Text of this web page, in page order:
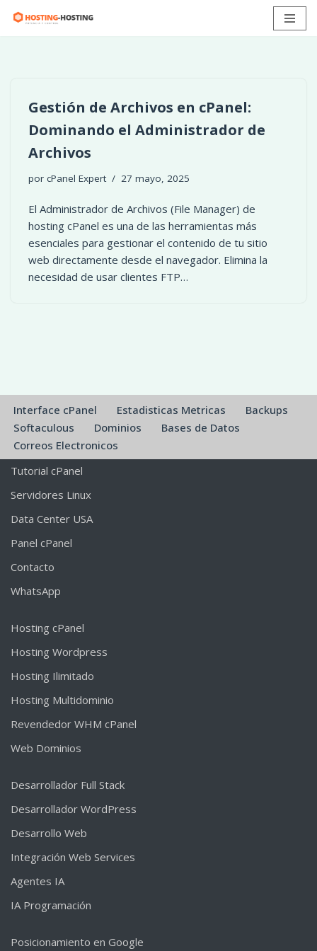
Gestión de Archivos en cPanel:
Dominando el Administrador de
Archivos
por cPanel Expert 27 mayo, 2025
El Administrador de Archivos (File Manager) de
hosting cPanel es una de las herramientas más
esenciales para gestionar el contenido de tu sitio
web directamente desde el navegador. Elimina la
necesidad de usar clientes FTP…
Interface cPanel Estadisticas Metricas
Backups
Softaculous
Dominios
Bases de Datos
Correos Electronicos
Tutorial cPanel
Servidores Linux
Data Center USA
Panel cPanel
Contacto
WhatsApp
Hosting cPanel
Hosting Wordpress
Hosting Ilimitado
Hosting Multidominio
Revendedor WHM cPanel
Web Dominios
Desarrollador Full Stack
Desarrollador WordPress
Desarrollo Web
Integración Web Services
Agentes IA
IA Programación
Posicionamiento en Google